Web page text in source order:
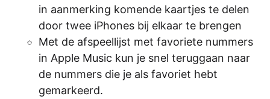
in aanmerking komende kaartjes te delen
door twee iPhones bij elkaar te brengen
Met de afspeellijst met favoriete nummers
in Apple Music kun je snel teruggaan naar
de nummers die je als favoriet hebt
gemarkeerd.